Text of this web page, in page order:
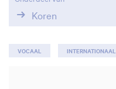
Koren
VOCAAL INTERNATIONAAL